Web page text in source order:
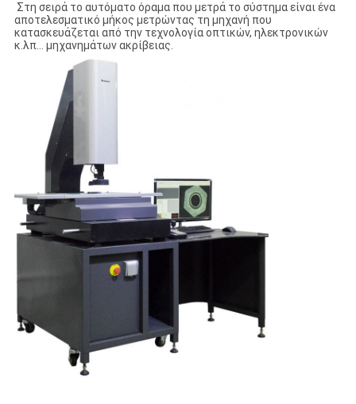
Στη σειρά το αυτόματο όραμα που μετρά το σύστημα είναι ένα
αποτελεσματικό μήκος μετρώντας τη μηχανή που
κατασκευάζεται από την τεχνολογία οπτικών, ηλεκτρονικών
κ.λπ… μηχανημάτων ακρίβειας.